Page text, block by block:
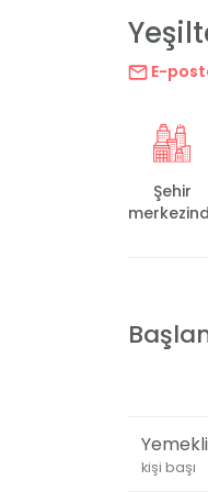
E-
Şehir
Yemekli
kişi başı